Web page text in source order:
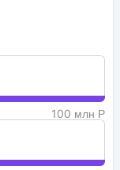
100 млн Р